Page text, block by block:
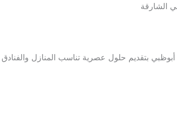
الشارقة
بتقديم حلول عصرية تناسب المنازل والفنادق